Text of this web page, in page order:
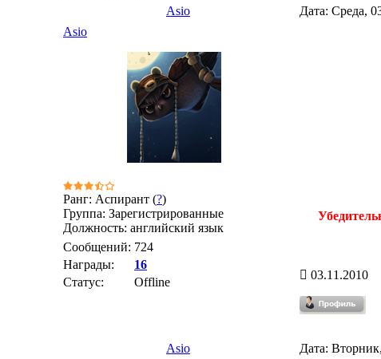
Asio
Дата: Среда,
Asio
Ранг: Аспирант (?)
Группа: Зарегистрированные
Должность: английский язык
Сообщений: 724
Награды:
16
Статус:
Offline
03.11.2010
Asio Дата: